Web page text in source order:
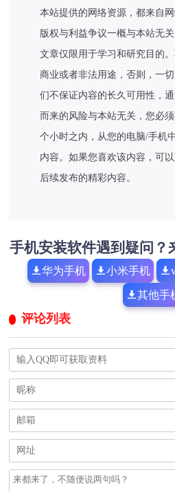
本站提供的网络资源，都来自
版权与利益争议一概与本站无
文章仅限用于学习和研究目的
商业或者非法用途，否则，一
们不保证内容的长久可用性，
而来的风险与本站无关，您必
个小时之内，从您的电脑/手机
内容。如果您喜欢该内容，可
后续发布的精彩内容。
手机安装软件遇到疑问？
华为手机 小米手机
其他手
评论列表